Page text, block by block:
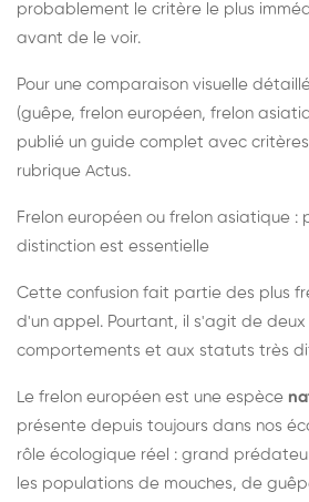
probablement le critère le plus
avant de le voir.
Pour une comparaison visuelle
(guêpe, frelon européen, frelon
publié un guide complet avec
rubrique Actus.
Frelon européen ou frelon asiatique :
distinction est essentielle
Cette confusion fait partie des plus
d'un appel. Pourtant, il s'agit de deux
comportements et aux statuts très
Le frelon européen est une espèce
présente depuis toujours dans nos
rôle écologique réel : grand
les populations de mouches, de